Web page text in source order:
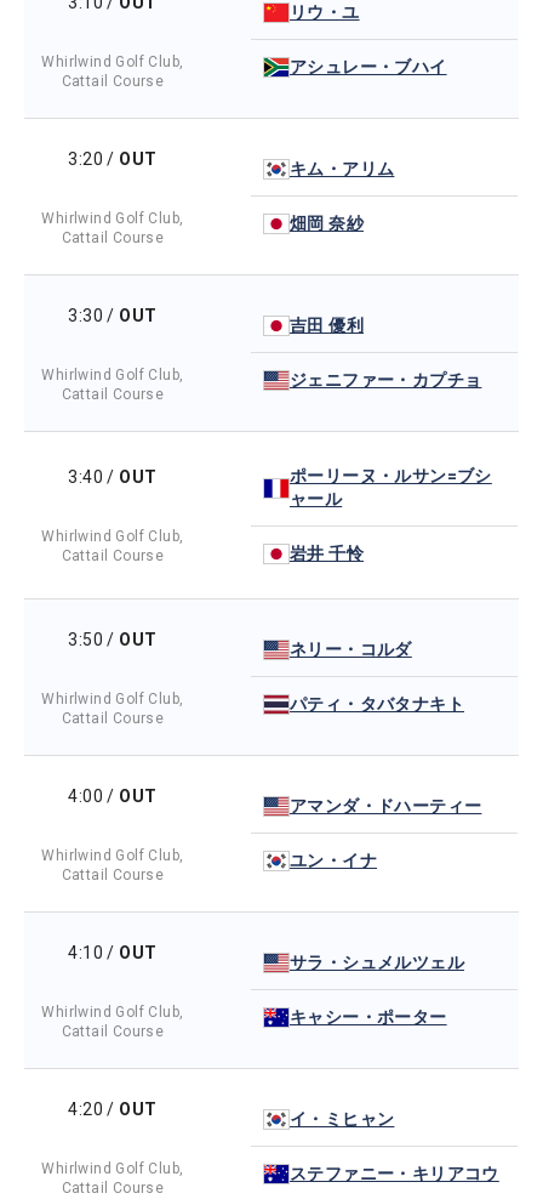
Whirlwind Golf Club,
Cattail Course
リウ・ユ
アシュレー・ブハイ
3:20 / OUT
Whirlwind Golf Club,
Cattail Course
キム・アリム
畑岡 奈紗
3:30 / OUT
Whirlwind Golf Club,
Cattail Course
吉田 優利
ジェニファー・カプチョ
3:40 / OUT
Whirlwind Golf Club,
Cattail Course
ポーリーヌ・ルサン=ブシ
ャール
岩井 千怜
3:50 / OUT
Whirlwind Golf Club,
Cattail Course
ネリー・コルダ
パティ・タバタナキト
4:00 / OUT
Whirlwind Golf Club,
Cattail Course
アマンダ・ドハーティー
ユン・イナ
4:10 / OUT
Whirlwind Golf Club,
Cattail Course
サラ・シュメルツェル
キャシー・ポーター
4:20 / OUT
Whirlwind Golf Club,
Cattail Course
イ・ミヒャン
ステファニー・キリアコウ